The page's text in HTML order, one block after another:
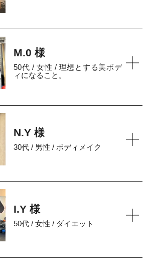
M.0 様
50代 / 女性 / 理想とする美ボデ
ィになること。
N.Y 様
30代 / 男性 / ボディメイク
I.Y 様
50代 / 女性 / ダイエット